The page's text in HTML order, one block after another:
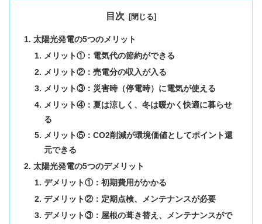
目次
太陽光発電の5つのメリット
メリット①：電気代の節約ができる
メリット②：売電分の収入が入る
メリット③：災害時（停電時）に電気が使える
メリット④：夏は涼しく、冬は暖かく快適に暮らせ
る
メリット⑤：CO2削減が環境価値としてポイント還
元できる
太陽光発電の5つのデメリット
デメリット①：初期費用がかかる
デメリット②：定期点検、メンテナンスが必要
デメリット③：屋根の葺き替え、メンテナンスがで